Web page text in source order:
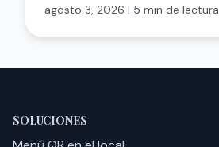
agosto 3, 2026 | 5 min de lectura
SOLUCIONES